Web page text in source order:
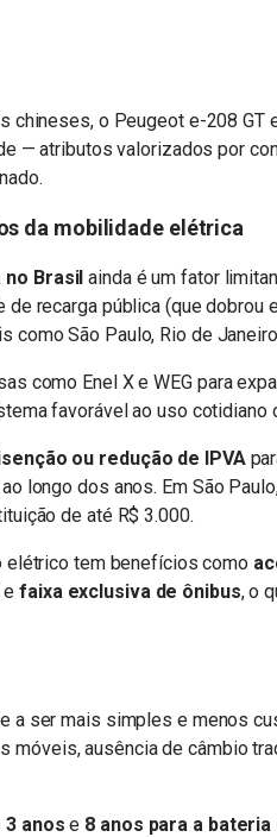
chineses, o Peugeot e-208 GT
— atributos valorizados por
da mobilidade elétrica
Brasil ainda é um fator
recarga pública (que dobrou
São Paulo, Rio de
como Enel X e WEG para
favorável ao uso cotidiano
ou redução de IPVA
longo dos anos. Em São
de até R$ 3.000.
elétrico tem benefícios como
efaixa exclusiva de ônibus, o
a ser mais simples e menos
móveis, ausência de câmbio
anos e 8 anos para a